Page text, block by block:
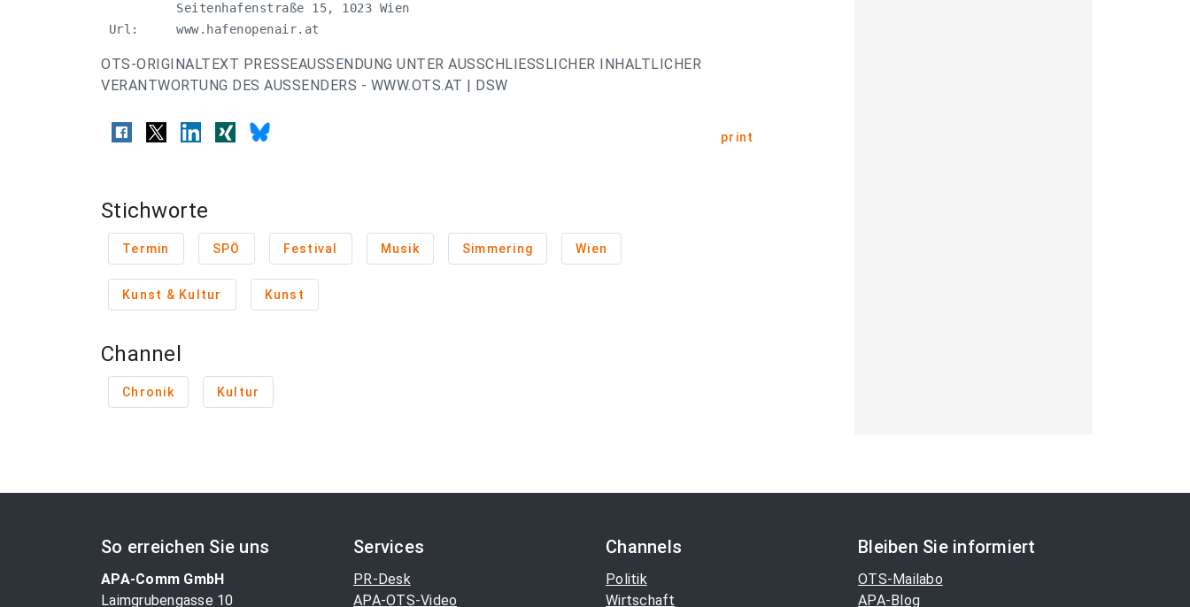
          Seitenhafenstraße 15, 1023 Wien
Url:     www.hafenopenair.at
OTS-ORIGINALTEXT PRESSEAUSSENDUNG UNTER AUSSCHLIESSLICHER INHALTLICHER
VERANTWORTUNG DES AUSSENDERS - WWW.OTS.AT | DSW
print
Stichworte
Termin SPÖ Festival Musik Simmering Wien
Kunst & Kultur Kunst
Channel
Chronik Kultur
So erreichen Sie uns
APA-Comm GmbH
Laimgrubengasse 10
Services
PR-Desk
APA-OTS-Video
Channels
Politik
Wirtschaft
Bleiben Sie informiert
OTS-Mailabo
APA-Blog